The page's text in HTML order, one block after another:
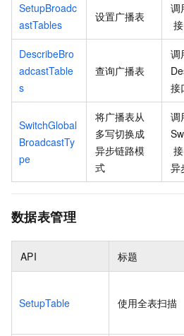
SetupBroadc
astTables
设置广播表
调
DescribeBro
adcastTable
s
查询广播表
调
接
SwitchGlobal
BroadcastTy
pe
将广播表从
多写切换成
异步链路模
式
调
异
数据表管理
API 标题
SetupTable 使用全表扫描